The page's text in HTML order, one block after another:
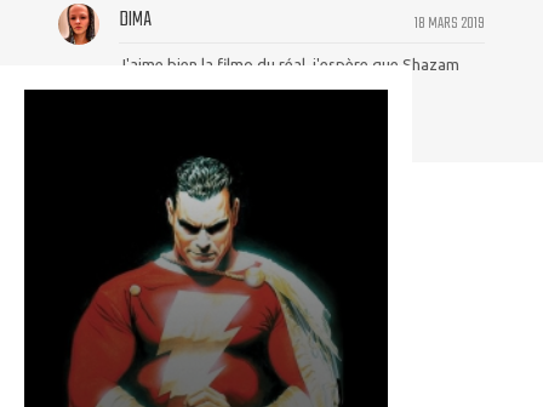
18 MARS 2019
DIMA
J'aime bien la filmo du réal, j'espère que Shazam